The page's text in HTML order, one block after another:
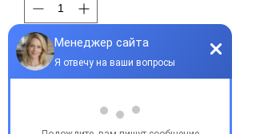
Добавить в корзину
Инлита 1мг №56 таб.